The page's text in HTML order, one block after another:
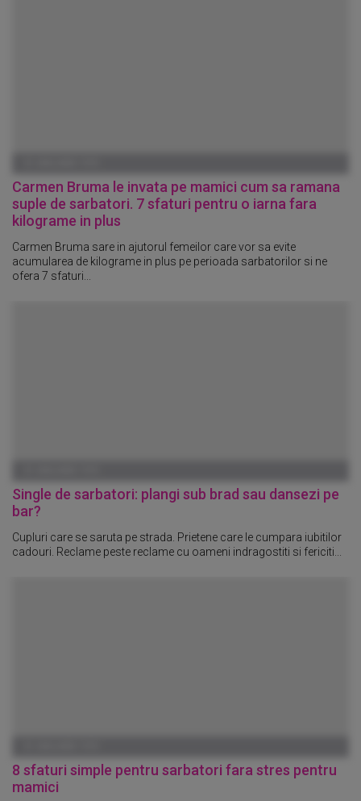
Carmen Bruma le invata pe mamici cum sa ramana
suple de sarbatori. 7 sfaturi pentru o iarna fara
kilograme in plus
Carmen Bruma sare in ajutorul femeilor care vor sa evite
acumularea de kilograme in plus pe perioada sarbatorilor si ne
ofera 7 sfaturi...
Single de sarbatori: plangi sub brad sau dansezi pe
bar?
Cupluri care se saruta pe strada. Prietene care le cumpara iubitilor
cadouri. Reclame peste reclame cu oameni indragostiti si fericiti...
8 sfaturi simple pentru sarbatori fara stres pentru
mamici